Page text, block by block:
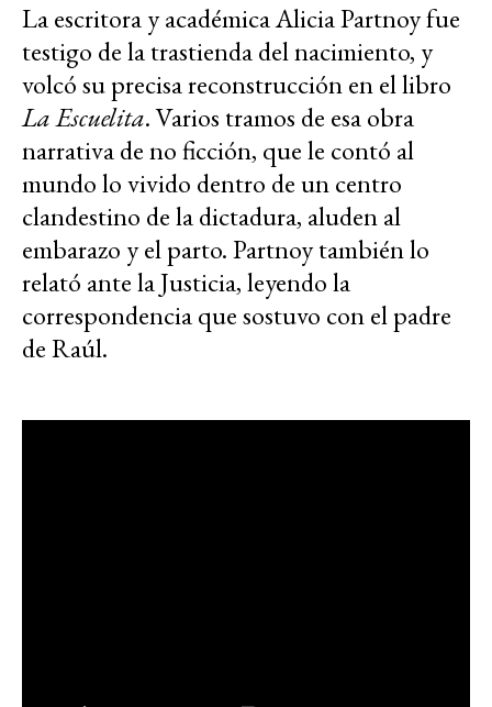
La escritora y académica Alicia Partnoy fue
testigo de la trastienda del nacimiento, y
volcó su precisa reconstrucción en el libro
La Escuelita. Varios tramos de esa obra
narrativa de no ficción, que le contó al
mundo lo vivido dentro de un centro
clandestino de la dictadura, aluden al
embarazo y el parto. Partnoy también lo
relató ante la Justicia, leyendo la
correspondencia que sostuvo con el padre
de Raúl.